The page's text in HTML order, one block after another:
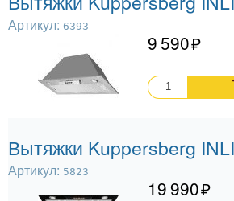
Артикул: 6393
9 590
Вытяжки Kuppersberg
Артикул: 5823
19 990